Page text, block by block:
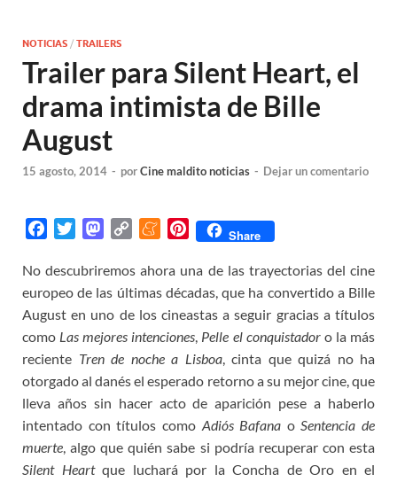
NOTICIAS / TRAILERS
Trailer para Silent Heart, el
drama intimista de Bille
August
15 agosto, 2014 - porCine maldito noticias - Dejar un comentario
c
e
b
o
o
k
i
t
t
e
r
M
s
t
o
d
o
n
p
y
L
i
n
k
M
n
e
a
m
e
P
n
t
e
r
e
s
t
Share
No descubriremos ahora una de las trayectorias del cine
europeo de las últimas décadas, que ha convertido a Bille
August en uno de los cineastas a seguir gracias a títulos
como Las mejores intenciones, Pelle el conquistadoro la más
reciente Tren de noche a Lisboa, cinta que quizá no ha
otorgado al danés el esperado retorno a su mejor cine, que
lleva años sin hacer acto de aparición pese a haberlo
intentado con títulos como Adiós Bafana oSentencia de
muerte, algo que quién sabe si podría recuperar con esta
Silent Heartque luchará por la Concha de Oro en el